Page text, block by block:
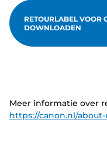
RETOURLABEL VOOR
DOWNLOADEN
Meer informatie over
https://canon.nl/